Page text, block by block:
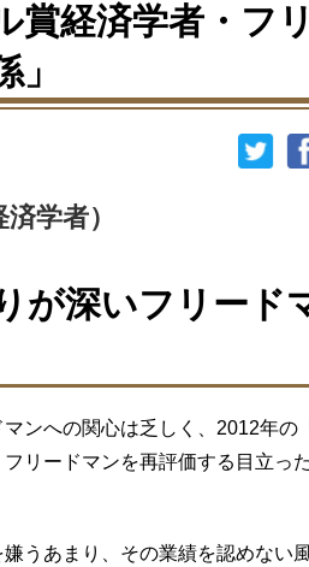
経済学者・フ
学者）
が深いフリード
ンへの関心は乏しく、2012年の
リードマンを再評価する目立っ
うあまり、その業績を認めない